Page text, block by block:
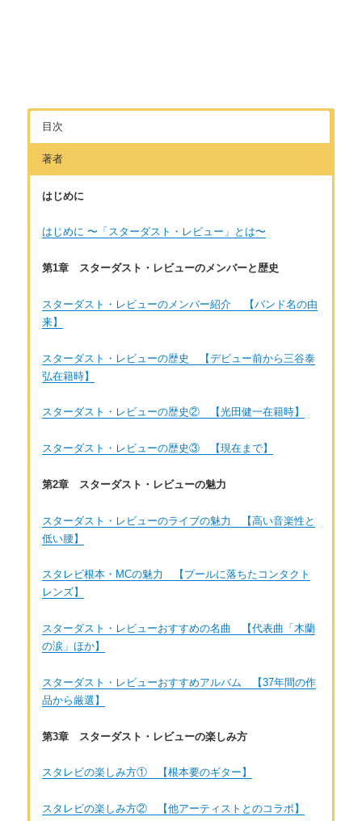
目次
著者
はじめに
はじめに 〜「スターダスト・レビュー」とは〜
第1章 スターダスト・レビューのメンバーと歴史
スターダスト・レビューのメンバー紹介 【バンド名の由
来】
スターダスト・レビューの歴史 【デビュー前から三谷泰
弘在籍時】
スターダスト・レビューの歴史② 【光田健一在籍時】
スターダスト・レビューの歴史③ 【現在まで】
第2章 スターダスト・レビューの魅力
スターダスト・レビューのライブの魅力 【高い音楽性と
低い腰】
スタレビ根本・MCの魅力 【プールに落ちたコンタクト
レンズ】
スターダスト・レビューおすすめの名曲 【代表曲「木蘭
の涙」ほか】
スターダスト・レビューおすすめアルバム 【37年間の作
品から厳選】
第3章 スターダスト・レビューの楽しみ方
スタレビの楽しみ方① 【根本要のギター】
スタレビの楽しみ方② 【他アーティストとのコラボ】